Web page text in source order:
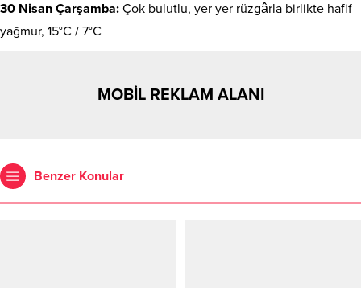
30 Nisan Çarşamba: Çok bulutlu, yer yer rüzgârla birlikte hafif
yağmur, 15°C / 7°C
MOBİL REKLAM ALANI
Benzer Konular